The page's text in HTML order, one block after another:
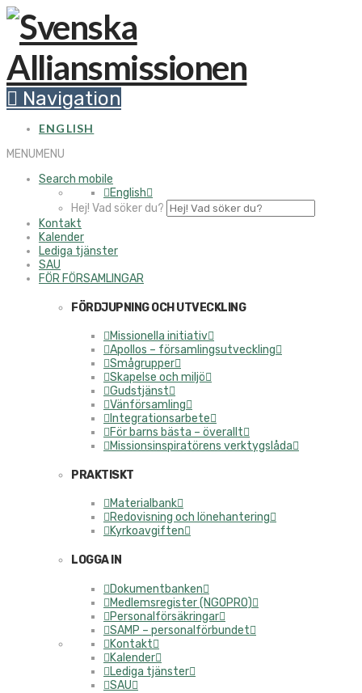
Navigation
ENGLISH
MENUMENU
Search mobile
English
Hej! Vad söker du?
Kontakt
Kalender
Lediga tjänster
SAU
FÖR FÖRSAMLINGAR
FÖRDJUPNING OCH UTVECKLING
Missionella initiativ
Apollos – församlingsutveckling
Smågrupper
Skapelse och miljö
Gudstjänst
Vänförsamling
Integrationsarbete
För barns bästa – överallt
Missionsinspiratörens verktygslåda
PRAKTISKT
Materialbank
Redovisning och lönehantering
Kyrkoavgiften
LOGGA IN
Dokumentbanken
Medlemsregister (NGOPRO)
Personalförsäkringar
SAMP – personalförbundet
Kontakt
Kalender
Lediga tjänster
SAU